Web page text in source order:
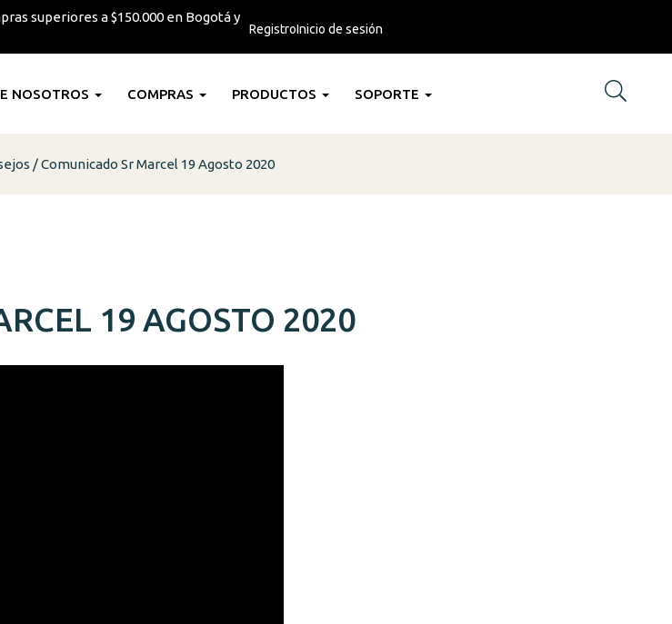
superiores a $150.000 en Bogotá y
RegistroInicio de sesión
NOSOTROS COMPRAS PRODUCTOS SOPORTE
Comunicado Sr Marcel 19 Agosto 2020
19 AGOSTO 2020